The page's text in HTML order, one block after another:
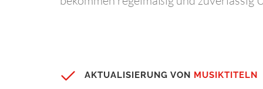
AKTUALISIERUNG VON MUSIKTITELN